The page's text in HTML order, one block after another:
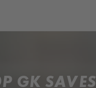
GK SAVES